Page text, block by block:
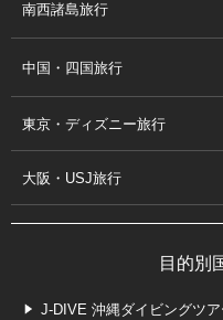
南西諸島旅行
中国・四国旅行
東京・ディズニー旅行
大阪・USJ旅行
目的別
J-DIVE 沖縄ダイビングツア